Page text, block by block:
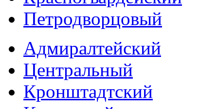
Петродворцовый
Адмиралтейский
Центральный
Кронштадтский